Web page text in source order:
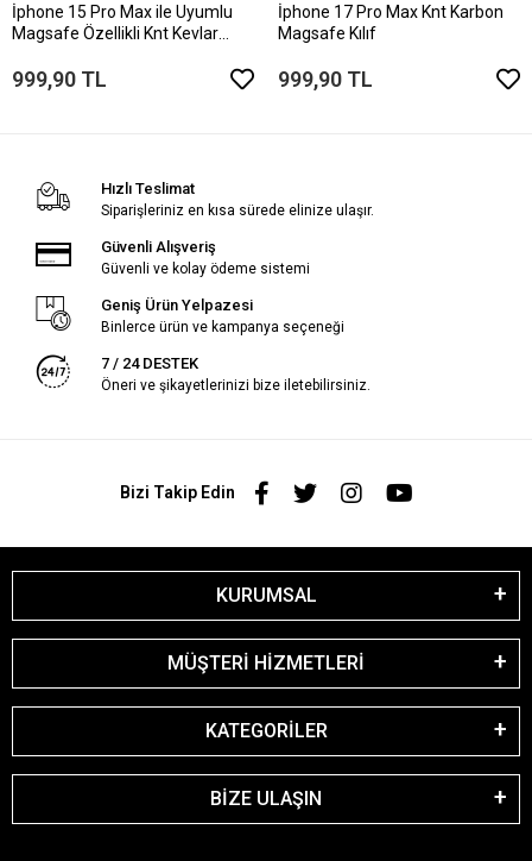
İphone 15 Pro Max ile Uyumlu
Magsafe Özellikli Knt Kevlar
999,90 TL
İphone 17 Pro Max Knt Karbon
Magsafe Kılıf
999,90 TL
Hızlı Teslimat
Siparişleriniz en kısa sürede elinize ulaşır.
Güvenli Alışveriş
Güvenli ve kolay ödeme sistemi
Geniş Ürün Yelpazesi
Binlerce ürün ve kampanya seçeneği
7 / 24 DESTEK
Öneri ve şikayetlerinizi bize iletebilirsiniz.
Bizi Takip Edin
KURUMSAL
MÜŞTERİ HİZMETLERİ
KATEGORİLER
BİZE ULAŞIN